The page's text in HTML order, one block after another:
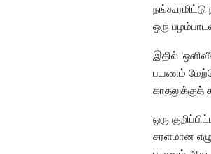
ஒரு
இதில்
பயணம்
ஒரு
சரளமான